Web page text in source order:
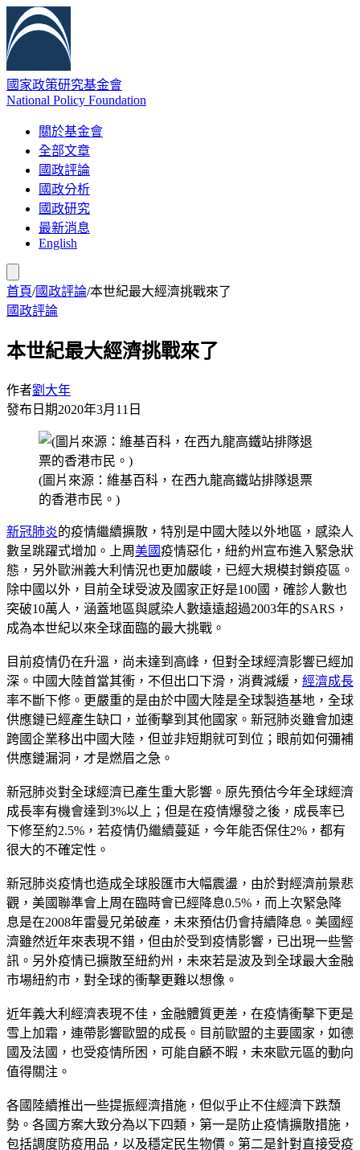
國家政策研究基金會
National Policy Foundation
關於基金會
全部文章
國政評論
國政分析
國政研究
最新消息
English
首頁/國政評論/本世紀最大經濟挑戰來了
國政評論
本世紀最大經濟挑戰來了
作者劉大年
發布日期2020年3月11日
(圖片來源：維基百科，在西九龍高鐵站排隊退票
的香港市民。)
新冠肺炎的疫情繼續擴散，特別是中國大陸以外地區，感染人
數呈跳躍式增加。上周美國疫情惡化，紐約州宣布進入緊急狀
態，另外歐洲義大利情況也更加嚴峻，已經大規模封鎖疫區。
除中國以外，目前全球受波及國家正好是100國，確診人數也
突破10萬人，涵蓋地區與感染人數遠遠超過2003年的SARS，
成為本世紀以來全球面臨的最大挑戰。
目前疫情仍在升溫，尚未達到高峰，但對全球經濟影響已經加
深。中國大陸首當其衝，不但出口下滑，消費減緩， 經濟成長
率不斷下修。更嚴重的是由於中國大陸是全球製造基地，全球
供應鏈已經產生缺口，並衝擊到其他國家。新冠肺炎雖會加速
跨國企業移出中國大陸，但並非短期就可到位；眼前如何彌補
供應鏈漏洞，才是燃眉之急。
新冠肺炎對全球經濟已產生重大影響。原先預估今年全球經濟
成長率有機會達到3%以上；但是在疫情爆發之後，成長率已
下修至約2.5%，若疫情仍繼續蔓延，今年能否保住2%，都有
很大的不確定性。
新冠肺炎疫情也造成全球股匯市大幅震盪，由於對經濟前景悲
觀，美國聯準會上周在臨時會已經降息0.5%，而上次緊急降
息是在2008年雷曼兄弟破產，未來預估仍會持續降息。美國經
濟雖然近年來表現不錯，但由於受到疫情影響，已出現一些警
訊。另外疫情已擴散至紐約州，未來若是波及到全球最大金融
市場紐約市，對全球的衝擊更難以想像。
近年義大利經濟表現不佳，金融體質更差，在疫情衝擊下更是
雪上加霜，連帶影響歐盟的成長。目前歐盟的主要國家，如德
國及法國，也受疫情所困，可能自顧不暇，未來歐元區的動向
值得關注。
各國陸續推出一些提振經濟措施，但似乎止不住經濟下跌頹
勢。各國方案大致分為以下四類，第一是防止疫情擴散措施，
包括調度防疫用品，以及穩定民生物價。第二是針對直接受疫